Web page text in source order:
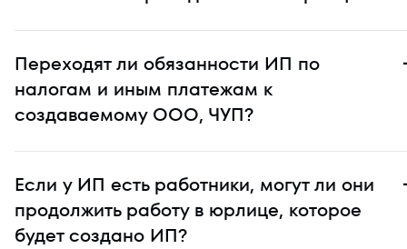
Переходят ли обязанности ИП по
налогам и иным платежам к
создаваемому ООО, ЧУП?
Если у ИП есть работники, могут ли они
продолжить работу в юрлице, которое
будет создано ИП?